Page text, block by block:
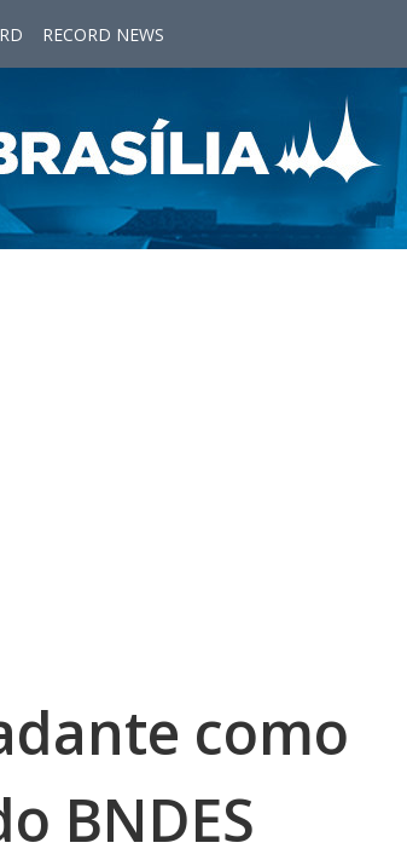
RECORD NEWS
como
BNDES